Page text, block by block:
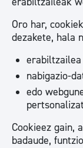
Oro har,
dezakete, hala
erabiltzailea
nabigazio-
edo
Cookieez gain,
badaude,